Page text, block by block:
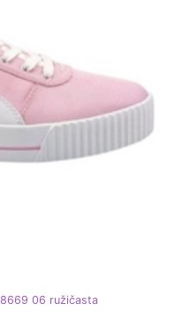
06 ružičasta